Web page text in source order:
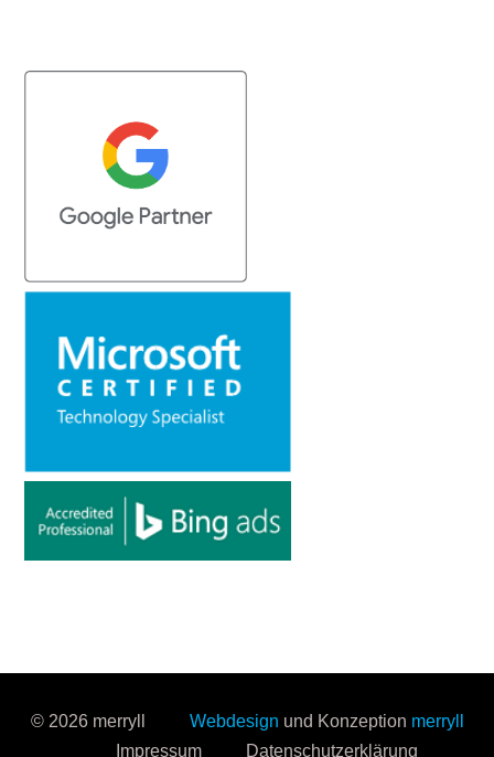
© 2026 merryll Webdesign und Konzeption merryll
Impressum
Datenschutzerklärung